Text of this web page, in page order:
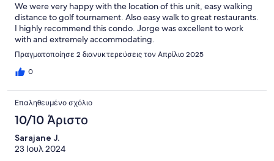
We were very happy with the location of this unit, easy walking
distance to golf tournament. Also easy walk to great restaurants.
I highly recommend this condo. Jorge was excellent to work
with and extremely accommodating.
Πραγματοποίησε 2 διανυκτερεύσεις τον Απρίλιο 2025
0
Επαληθευμένο σχόλιο
10/10 Άριστο
Sarajane J.
23 Ιουλ 2024